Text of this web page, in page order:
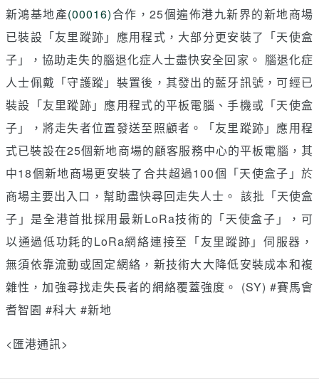
新鴻基地產(00016)合作，25個遍佈港九新界的新地商場
已裝設「友里蹤跡」應用程式，大部分更安裝了「天使盒
子」，協助走失的腦退化症人士盡快安全回家。 腦退化症
人士佩戴「守護蹤」裝置後，其發出的藍牙訊號，可經已
裝設「友里蹤跡」應用程式的平板電腦、手機或「天使盒
子」，將走失者位置發送至照顧者。「友里蹤跡」應用程
式已裝設在25個新地商場的顧客服務中心的平板電腦，其
中18個新地商場更安裝了合共超過100個「天使盒子」於
商場主要出入口，幫助盡快尋回走失人士。 該批「天使盒
子」是全港首批採用最新LoRa技術的「天使盒子」，可
以通過低功耗的LoRa網絡連接至「友里蹤跡」伺服器，
無須依靠流動或固定網絡，新技術大大降低安裝成本和複
雜性，加強尋找走失長者的網絡覆蓋強度。 (SY) #賽馬會
耆智園 #科大 #新地
<匯港通訊>